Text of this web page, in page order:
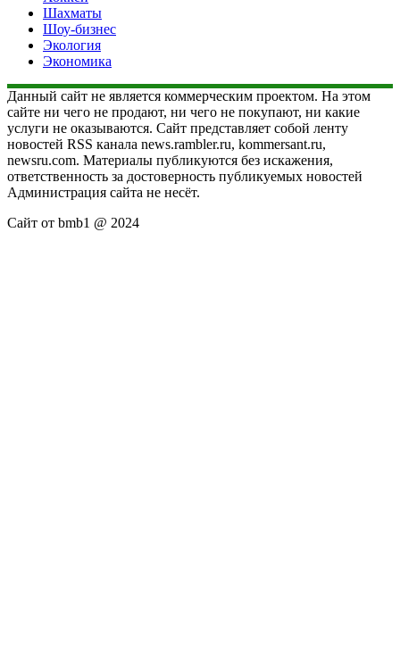
Шахматы
Шоу-бизнес
Экология
Экономика
Данный сайт не является коммерческим проектом. На этом
сайте ни чего не продают, ни чего не покупают, ни какие
услуги не оказываются. Сайт представляет собой ленту
новостей RSS канала news.rambler.ru, kommersant.ru,
newsru.com. Материалы публикуются без искажения,
ответственность за достоверность публикуемых новостей
Администрация сайта не несёт.
Сайт от bmb1 @ 2024